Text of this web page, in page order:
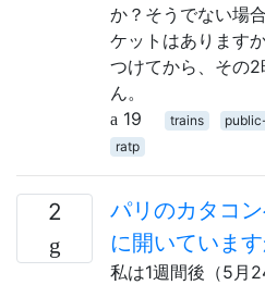
か？そうでない場
ケットはあります
つけてから、その
ん。
19
trains
ratp
2
パリのカタコ
に開いています
私は1週間後（5月